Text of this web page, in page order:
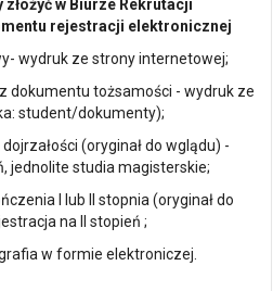
złożyć w Biurze Rekrutacji
rejestracji elektronicznej
wydruk ze strony internetowej;
dokumentu tożsamości - wydruk ze
student/dokumenty);
(oryginał do wglądu) -
jednolite studia magisterskie;
I lub II stopnia (oryginał do
na II stopień ;
w formie elektroniczej.